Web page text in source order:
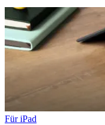
Für iPad